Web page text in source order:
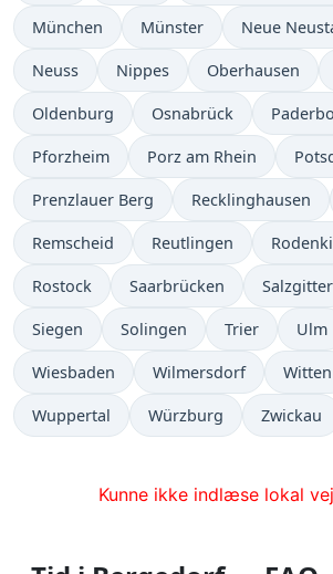
München Münster Neue
Neuss Nippes Oberhausen
Oldenburg Osnabrück
Pforzheim Porz am Rhein
Prenzlauer Berg Recklinghausen
Remscheid Reutlingen
Rostock Saarbrücken Salzgitter
Siegen Solingen Trier Ulm
Wiesbaden Wilmersdorf Witten
Wuppertal Würzburg Zwickau
Kunne ikke indlæse lokal